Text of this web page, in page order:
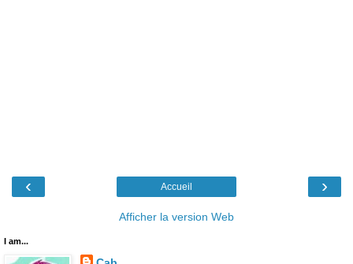
‹ ›
Accueil
Afficher la version Web
I am...